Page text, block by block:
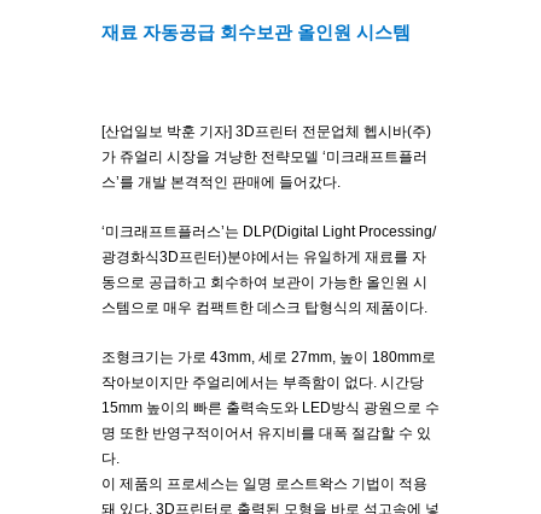
재료 자동공급 회수보관 올인원 시스템
[산업일보 박훈 기자] 3D프린터 전문업체 헵시바(주)
가 쥬얼리 시장을 겨냥한 전략모델 ‘미크래프트플러
스’를 개발 본격적인 판매에 들어갔다.
‘미크래프트플러스’는 DLP(Digital Light Processing/
광경화식3D프린터)분야에서는 유일하게 재료를 자
동으로 공급하고 회수하여 보관이 가능한 올인원 시
스템으로 매우 컴팩트한 데스크 탑형식의 제품이다.
조형크기는 가로 43mm, 세로 27mm, 높이 180mm로
작아보이지만 주얼리에서는 부족함이 없다. 시간당
15mm 높이의 빠른 출력속도와 LED방식 광원으로 수
명 또한 반영구적이어서 유지비를 대폭 절감할 수 있
다.
이 제품의 프로세스는 일명 로스트왁스 기법이 적용
돼 있다. 3D프린터로 출력된 모형을 바로 석고속에 넣